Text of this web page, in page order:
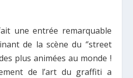
une entrée remarquable
de la scène du ‘’street
plus animées au monde !
de l’art du graffiti a